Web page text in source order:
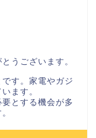
うございます。
す。家電やガジ
ます。
とする機会が多